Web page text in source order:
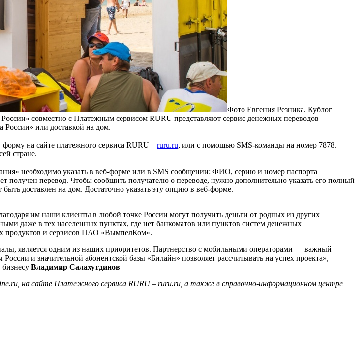
Фото Евгения Резника. Кублог
совместно с Платежным сервисом RURU представляют сервис денежных переводов
или доставкой на дом.
форму на сайте платежного сервиса RURU – ruru.ru, или с помощью SMS-команды на номер 7878.
стране.
необходимо указать в веб-форме или в SMS сообщении: ФИО, серию и номер паспорта
получен перевод. Чтобы сообщить получателю о переводе, нужно дополнительно указать его полный
доставлен на дом. Достаточно указать эту опцию в веб-форме.
им наши клиенты в любой точке России могут получить деньги от родных из других
даже в тех населенных пунктах, где нет банкоматов или пунктов систем денежных
продуктов и сервисов ПАО «ВымпелКом».
является одним из наших приоритетов. Партнерство с мобильными операторами — важный
и значительной абонентской базы «Билайн» позволяет рассчитывать на успех проекта», —
Владимир Салахутдинов.
на сайте Платежного сервиса RURU – ruru.ru, а также в справочно-информационном центре